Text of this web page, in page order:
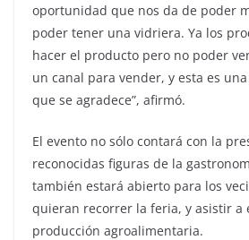
oportunidad que nos da de poder
poder tener una vidriera. Ya los
hacer el producto pero no poder
un canal para vender, y esta es
que se agradece”, afirmó.
El evento no sólo contará con la
reconocidas figuras de la
también estará abierto para los
quieran recorrer la feria, y asistir a
producción agroalimentaria.